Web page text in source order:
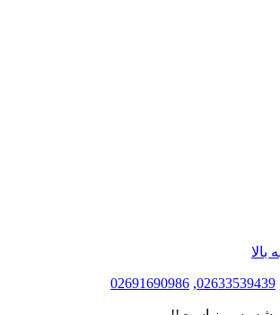
بالا
02633539439
,
02691690986